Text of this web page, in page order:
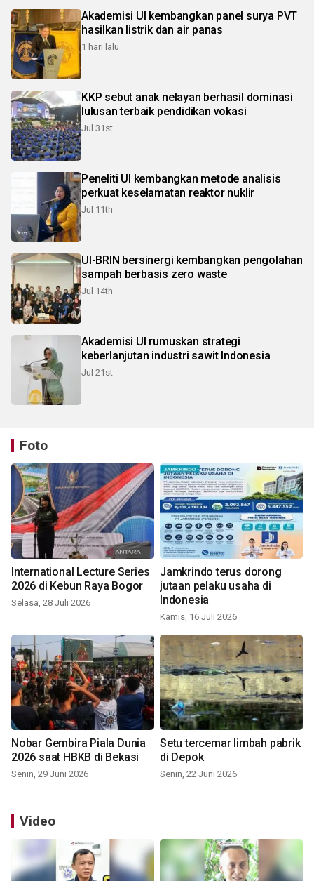
Akademisi UI kembangkan panel surya PVT
hasilkan listrik dan air panas
1 hari lalu
KKP sebut anak nelayan berhasil dominasi
lulusan terbaik pendidikan vokasi
Jul 31st
Peneliti UI kembangkan metode analisis
perkuat keselamatan reaktor nuklir
Jul 11th
UI-BRIN bersinergi kembangkan pengolahan
sampah berbasis zero waste
Jul 14th
Akademisi UI rumuskan strategi
keberlanjutan industri sawit Indonesia
Jul 21st
Foto
International Lecture Series
2026 di Kebun Raya Bogor
Selasa, 28 Juli 2026
Jamkrindo terus dorong
jutaan pelaku usaha di
Indonesia
Kamis, 16 Juli 2026
Nobar Gembira Piala Dunia
2026 saat HBKB di Bekasi
Senin, 29 Juni 2026
Setu tercemar limbah pabrik
di Depok
Senin, 22 Juni 2026
Video